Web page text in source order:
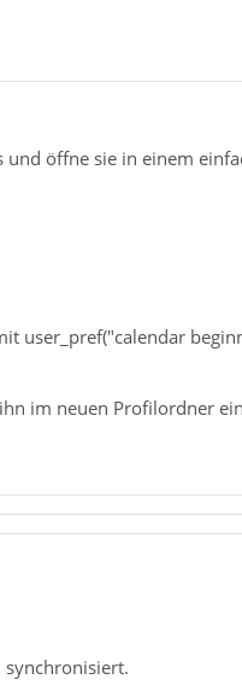
öffne sie in einem
user_pref("calendar
im neuen Profilordner
synchronisiert.